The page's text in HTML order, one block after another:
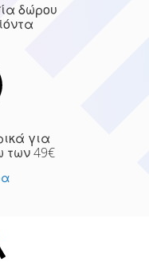
δώρου
για
49€